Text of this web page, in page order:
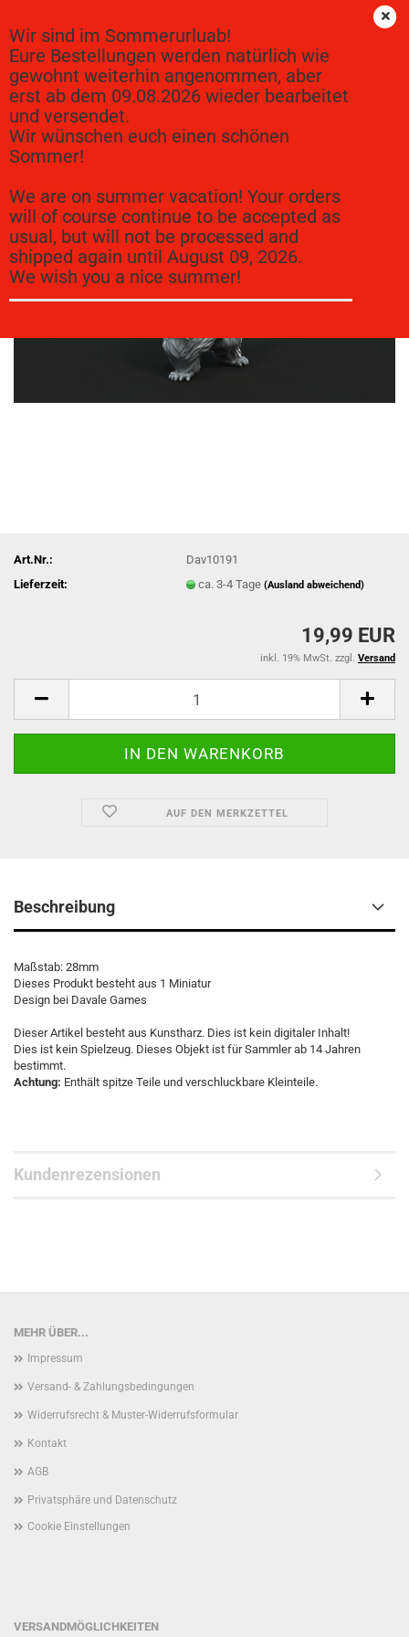
Wir sind im Sommerurluab!
Eure Bestellungen werden natürlich wie
gewohnt weiterhin angenommen, aber
erst ab dem 09.08.2026 wieder bearbeitet
und versendet.
Wir wünschen euch einen schönen
Sommer!
We are on summer vacation! Your orders
will of course continue to be accepted as
usual, but will not be processed and
shipped again until August 09, 2026.
We wish you a nice summer!
« Erster « zurück weiter »
Letzter »
25 Artikel in dieser Kategorie
Giant Bear 2
Art.Nr.:
Dav10191
Lieferzeit:
ca. 3-4 Tage(Ausland abweichend)
19,99 EUR
inkl. 19% MwSt. zzgl. Versand
AUF DEN MERKZETTEL
Beschreibung
Maßstab: 28mm
Dieses Produkt besteht aus 1 Miniatur
Design bei Davale Games
Dieser Artikel besteht aus Kunstharz. Dies ist kein digitaler Inhalt!
Dies ist kein Spielzeug. Dieses Objekt ist für Sammler ab 14 Jahren
bestimmt.
Achtung: Enthält spitze Teile und verschluckbare Kleinteile.
Kundenrezensionen
MEHR ÜBER...
Impressum
Versand- & Zahlungsbedingungen
Widerrufsrecht & Muster-Widerrufsformular
Kontakt
AGB
Privatsphäre und Datenschutz
Cookie Einstellungen
VERSANDMÖGLICHKEITEN